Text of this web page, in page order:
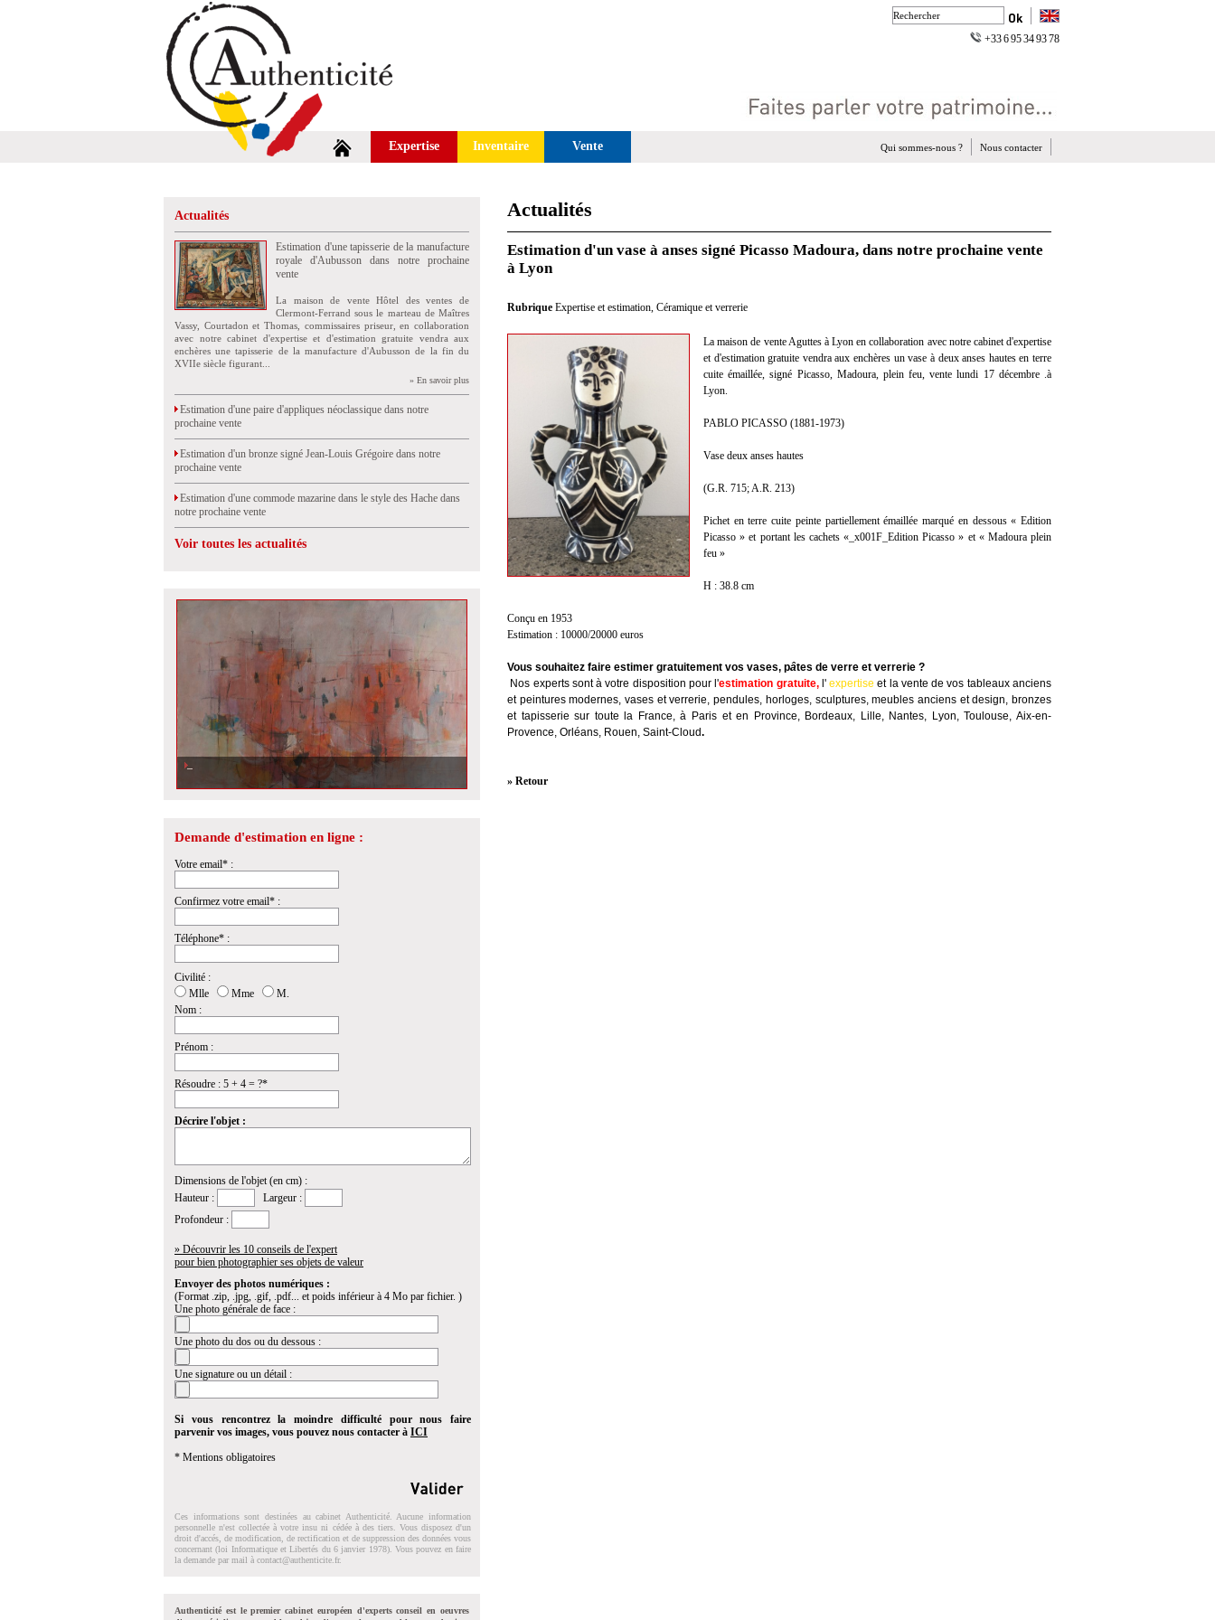
+33 6 95 34 93 78
Expertise Inventaire Vente Nous contacter
Qui sommes-nous ?
Actualités
Estimation d'une tapisserie de la manufacture
royale d'Aubusson dans notre prochaine
vente
La maison de vente Hôtel des ventes de
Clermont-Ferrand sous le marteau de Maîtres
Vassy, Courtadon et Thomas, commissaires priseur, en collaboration
avec notre cabinet d'expertise et d'estimation gratuite vendra aux
enchères une tapisserie de la manufacture d'Aubusson de la fin du
XVIIe siècle figurant...
» En savoir plus
Estimation d'une paire d'appliques néoclassique dans notre
prochaine vente
Estimation d'un bronze signé Jean-Louis Grégoire dans notre
prochaine vente
Estimation d'une commode mazarine dans le style des Hache dans
notre prochaine vente
Voir toutes les actualités
Demande d'estimation en ligne :
Votre email* :
Confirmez votre email* :
Téléphone* :
Civilité :
Mlle
Mme
M.
Nom :
Prénom :
Résoudre : 5 + 4 = ?*
Décrire l'objet :
Dimensions de l'objet (en cm) :
Hauteur :
Largeur :
Profondeur :
» Découvrir les 10 conseils de l'expert
pour bien photographier ses objets de valeur
Envoyer des photos numériques :
(Format .zip, .jpg, .gif, .pdf... et poids inférieur à 4 Mo par fichier. )
Une photo générale de face :
Une photo du dos ou du dessous :
Une signature ou un détail :
Si vous rencontrez la moindre difficulté pour nous faire
parvenir vos images, vous pouvez nous contacter à ICI
* Mentions obligatoires
Ces informations sont destinées au cabinet Authenticité. Aucune information
personnelle n'est collectée à votre insu ni cédée à des tiers. Vous disposez d'un
droit d'accés, de modification, de rectification et de suppression des données vous
concernant (loi Informatique et Libertés du 6 janvier 1978). Vous pouvez en faire
la demande par mail à contact@authenticite.fr.
Authenticité est le premier cabinet européen d'experts conseil en oeuvres
Actualités
Estimation d'un vase à anses signé Picasso Madoura, dans notre prochaine vente
à Lyon
Rubrique Expertise et estimation, Céramique et verrerie
La maison de vente Aguttes à Lyon en collaboration avec notre cabinet d'expertise
et d'estimation gratuite vendra aux enchères un vase à deux anses hautes en terre
cuite émaillée, signé Picasso, Madoura, plein feu, vente lundi 17 décembre .à
Lyon.
PABLO PICASSO (1881-1973)
Vase deux anses hautes
(G.R. 715; A.R. 213)
Pichet en terre cuite peinte partiellement émaillée marqué en dessous « Edition
Picasso » et portant les cachets «_x001F_Edition Picasso » et « Madoura plein
feu »
H : 38.8 cm
Conçu en 1953
Estimation : 10000/20000 euros
Vous souhaitez faire estimer gratuitement vos vases, pâtes de verre et verrerie ?
Nos experts sont à votre disposition pour l'estimation gratuite, l'expertise et la vente de vos tableaux anciens
et peintures modernes, vases et verrerie, pendules, horloges, sculptures, meubles anciens et design, bronzes
et tapisserie sur toute la France, à Paris et en Province, Bordeaux, Lille, Nantes, Lyon, Toulouse, Aix-en-
Provence, Orléans, Rouen, Saint-Cloud.
» Retour